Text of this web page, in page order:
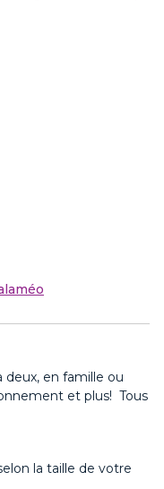
en famille ou
et plus! Tous
la taille de votre